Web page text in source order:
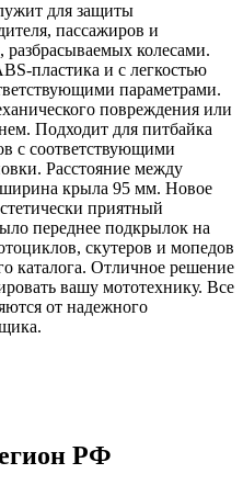
для защиты
пассажиров и
колесами.
пластика и с легкостью
параметрами.
повреждения или
Подходит для питбайка
с соответствующими
Расстояние между
крыла 95 мм. Новое
приятный
переднее подкрылок на
скутеров и мопедов
каталога. Отличное решение
вашу мототехнику. Все
от надежного
РФ